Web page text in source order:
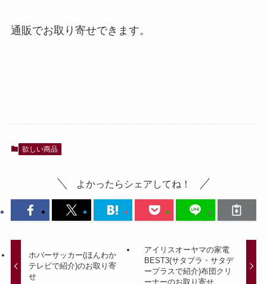
通販でお取り寄せできます。
欲しい商品
よかったらシェアしてね！
ホバーサッカー(ほんわか
テレビで紹介)のお取り寄
せ
アイリスオーヤマの家電
BEST3(サタプラ・サタデ
ープラスで紹介)布団クリ
ーナーのお取り寄せ